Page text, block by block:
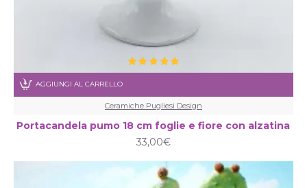
Ceramiche Pugliesi Design
Portacandela pumo 18 cm foglie e fiore con alzatina
33,00€
AGGIUNGI AL CARRELLO